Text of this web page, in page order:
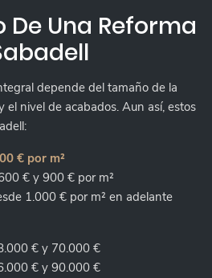
De Una Reforma
depende del tamaño de la
el nivel de acabados. Aun así, estos
€ por m²
€ y 900 € por m²
1.000 € por m² en adelante
€ y 70.000 €
€ y 90.000 €